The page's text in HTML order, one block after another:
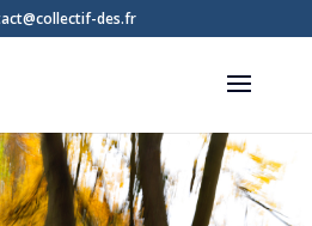
des.fr